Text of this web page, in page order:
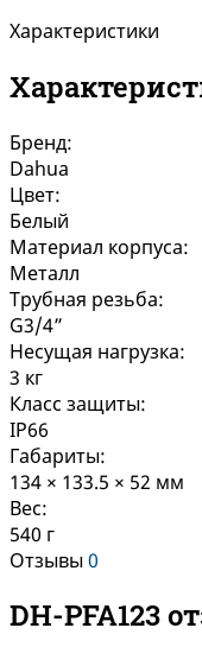
Характеристики
Бренд:
Dahua
Цвет:
Белый
Материал корпуса:
Металл
Трубная резьба:
G3/4”
Несущая нагрузка:
3 кг
Класс защиты:
IP66
Габариты:
134 × 133.5 × 52 мм
Вес:
540 г
Отзывы0
DH-PFA123